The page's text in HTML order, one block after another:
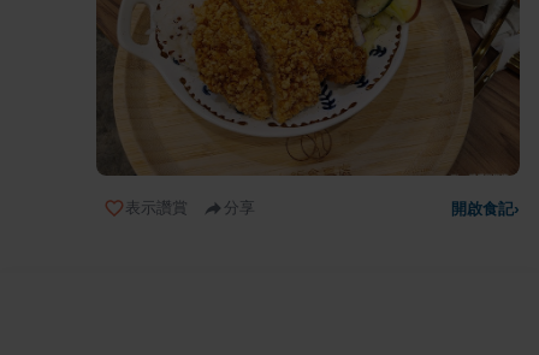
表示讚賞 分享 開啟食記›